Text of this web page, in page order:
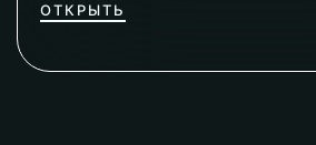
ОТКРЫТЬ